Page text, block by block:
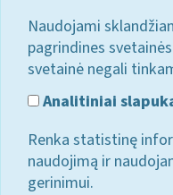
Naudojami
pagrindines
svetainė negali
Analitiniai
Renka statistinę
naudojimą ir
gerinimui.